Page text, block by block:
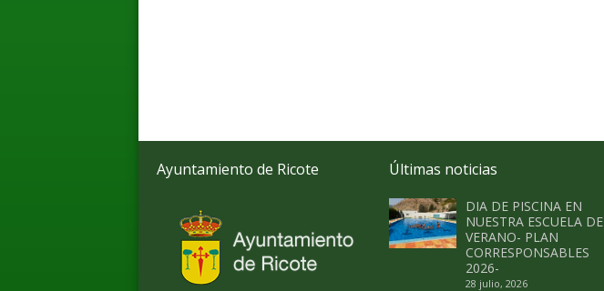
Ayuntamiento de Ricote Últimas noticias
DIA DE PISCINA EN
NUESTRA ESCUELA DE
VERANO- PLAN
CORRESPONSABLES
2026-
28 julio, 2026